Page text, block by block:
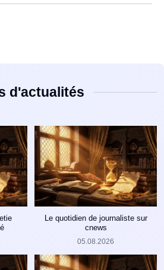
d'actualités
Le quotidien de journaliste sur
cnews
05.08.2026